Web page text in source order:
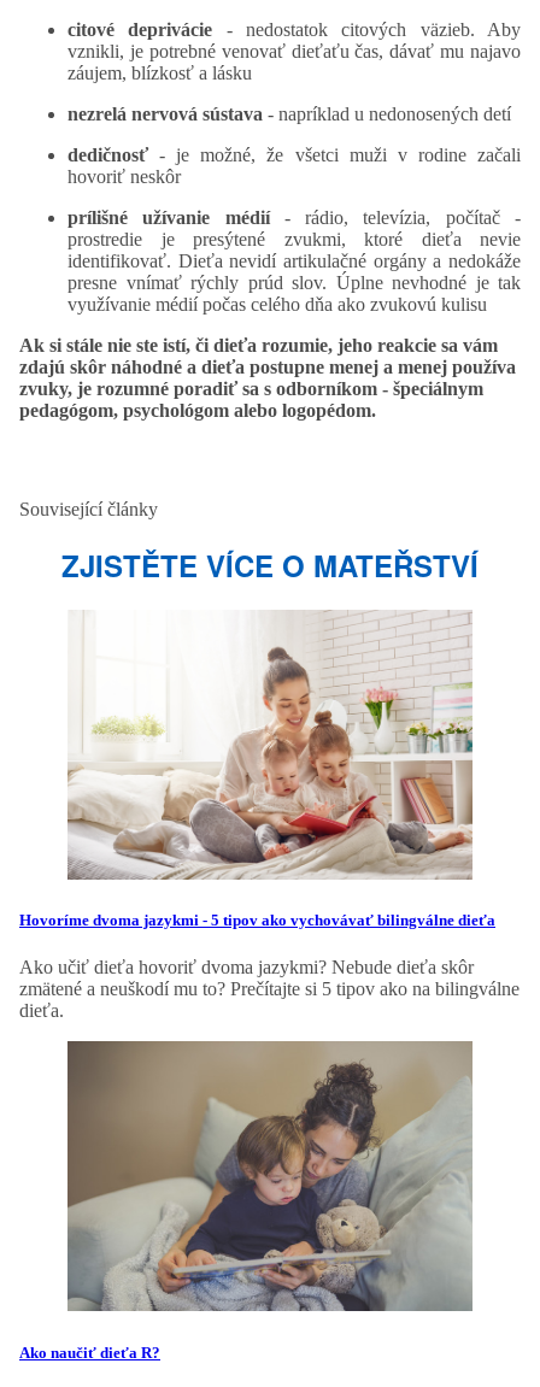
citové deprivácie - nedostatok citových väzieb. Aby
vznikli, je potrebné venovať dieťaťu čas, dávať mu najavo
záujem, blízkosť a lásku
nezrelá nervová sústava - napríklad u nedonosených detí
dedičnosť- je možné, že všetci muži v rodine začali
hovoriť neskôr
prílišné užívanie médií - rádio, televízia, počítač -
prostredie je presýtené zvukmi, ktoré dieťa nevie
identifikovať. Dieťa nevidí artikulačné orgány a nedokáže
presne vnímať rýchly prúd slov. Úplne nevhodné je tak
využívanie médií počas celého dňa ako zvukovú kulisu
Ak si stále nie ste istí, či dieťa rozumie, jeho reakcie sa vám
zdajú skôr náhodné a dieťa postupne menej a menej používa
zvuky, je rozumné poradiť sa s odborníkom - špeciálnym
pedagógom, psychológom alebo logopédom.
Související články
ZJISTĚTE VÍCE O MATEŘSTVÍ
Hovoríme dvoma jazykmi - 5 tipov ako vychovávať bilingválne dieťa
Ako učiť dieťa hovoriť dvoma jazykmi? Nebude dieťa skôr
zmätené a neuškodí mu to? Prečítajte si 5 tipov ako na bilingválne
dieťa.
Ako naučiť dieťa R?